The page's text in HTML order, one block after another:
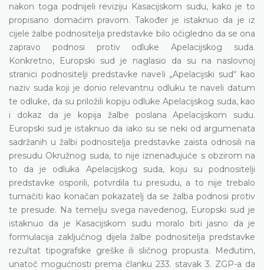
nakon toga podnijeli reviziju Kasacijskom sudu, kako je to
propisano domaćim pravom. Također je istaknuo da je iz
cijele žalbe podnositelja predstavke bilo očigledno da se ona
zapravo podnosi protiv odluke Apelacijskog suda.
Konkretno, Europski sud je naglasio da su na naslovnoj
stranici podnositelji predstavke naveli „Apelacijski sud“ kao
naziv suda koji je donio relevantnu odluku te naveli datum
te odluke, da su priložili kopiju odluke Apelacijskog suda, kao
i dokaz da je kopija žalbe poslana Apelacijskom sudu.
Europski sud je istaknuo da iako su se neki od argumenata
sadržanih u žalbi podnositelja predstavke zaista odnosili na
presudu Okružnog suda, to nije iznenađujuće s obzirom na
to da je odluka Apelacijskog suda, koju su podnositelji
predstavke osporili, potvrdila tu presudu, a to nije trebalo
tumačiti kao konačan pokazatelj da se žalba podnosi protiv
te presude. Na temelju svega navedenog, Europski sud je
istaknuo da je Kasacijskom sudu moralo biti jasno da je
formulacija zaključnog dijela žalbe podnositelja predstavke
rezultat tipografske greške ili sličnog propusta. Međutim,
unatoč mogućnosti prema članku 233. stavak 3. ZGP-a da